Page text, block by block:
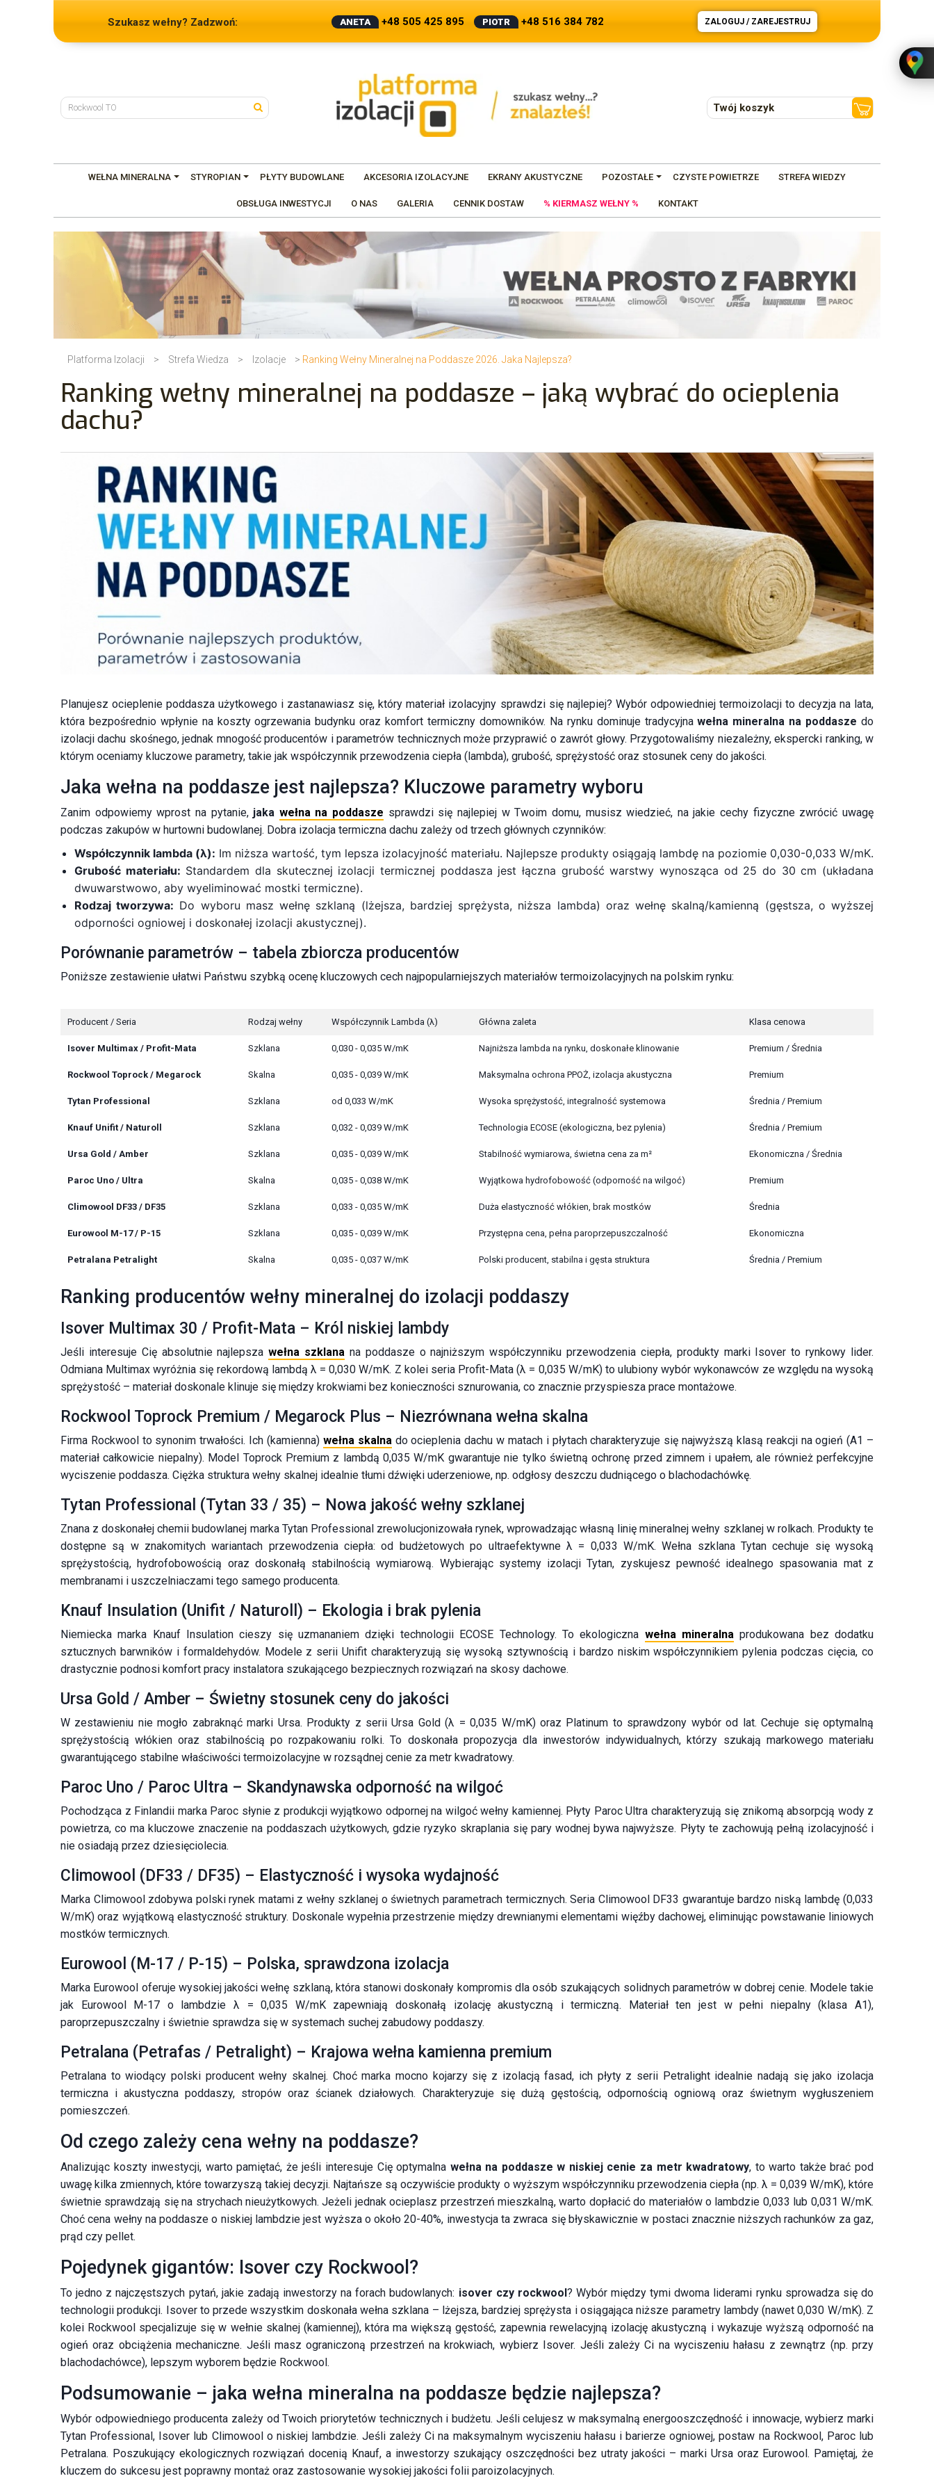
Szukasz wełny? Zadzwoń: ANETA +48 505 425 895 PIOTR +48 516 384 782 ZALOGUJ / ZAREJESTRUJ
Twój koszyk
WEŁNA MINERALNA STYROPIAN PŁYTY BUDOWLANE AKCESORIA IZOLACYJNE EKRANY AKUSTYCZNE POZOSTAŁE CZYSTE POWIETRZE STREFA WIEDZY
OBSŁUGA INWESTYCJI O NAS GALERIA CENNIK DOSTAW % KIERMASZ WEŁNY % KONTAKT
Platforma Izolacji > Strefa Wiedza > Izolacje > Ranking Wełny Mineralnej na Poddasze 2026. Jaka Najlepsza?
Ranking wełny mineralnej na poddasze – jaką wybrać do ocieplenia
dachu?
Planujesz ocieplenie poddasza użytkowego i zastanawiasz się, który materiał izolacyjny sprawdzi się najlepiej? Wybór odpowiedniej termoizolacji to decyzja na lata,
która bezpośrednio wpłynie na koszty ogrzewania budynku oraz komfort termiczny domowników. Na rynku dominuje tradycyjnawełna mineralna na poddasze do
izolacji dachu skośnego, jednak mnogość producentów i parametrów technicznych może przyprawić o zawrót głowy. Przygotowaliśmy niezależny, ekspercki ranking, w
którym oceniamy kluczowe parametry, takie jak współczynnik przewodzenia ciepła (lambda), grubość, sprężystość oraz stosunek ceny do jakości.
Jaka wełna na poddasze jest najlepsza? Kluczowe parametry wyboru
Zanim odpowiemy wprost na pytanie, jaka wełna na poddasze sprawdzi się najlepiej w Twoim domu, musisz wiedzieć, na jakie cechy fizyczne zwrócić uwagę
podczas zakupów w hurtowni budowlanej. Dobra izolacja termiczna dachu zależy od trzech głównych czynników:
Współczynnik lambda (λ): Im niższa wartość, tym lepsza izolacyjność materiału. Najlepsze produkty osiągają lambdę na poziomie 0,030-0,033 W/mK.
Grubość materiału: Standardem dla skutecznej izolacji termicznej poddasza jest łączna grubość warstwy wynosząca od 25 do 30 cm (układana
dwuwarstwowo, aby wyeliminować mostki termiczne).
Rodzaj tworzywa: Do wyboru masz wełnę szklaną (lżejsza, bardziej sprężysta, niższa lambda) oraz wełnę skalną/kamienną (gęstsza, o wyższej
odporności ogniowej i doskonałej izolacji akustycznej).
Porównanie parametrów – tabela zbiorcza producentów
Poniższe zestawienie ułatwi Państwu szybką ocenę kluczowych cech najpopularniejszych materiałów termoizolacyjnych na polskim rynku:
Producent / Seria Rodzaj wełny Współczynnik Lambda (λ) Główna zaleta Klasa cenowa
Isover Multimax / Profit-Mata Szklana 0,030 - 0,035 W/mK Najniższa lambda na rynku, doskonałe klinowanie Premium / Średnia
Rockwool Toprock / Megarock Skalna 0,035 - 0,039 W/mK Maksymalna ochrona PPOŻ, izolacja akustyczna Premium
Tytan Professional Szklana od 0,033 W/mK Wysoka sprężystość, integralność systemowa Średnia / Premium
Knauf Unifit / Naturoll Szklana 0,032 - 0,039 W/mK Technologia ECOSE (ekologiczna, bez pylenia) Średnia / Premium
Ursa Gold / Amber Szklana 0,035 - 0,039 W/mK Stabilność wymiarowa, świetna cena za m² Ekonomiczna / Średnia
Paroc Uno / Ultra Skalna 0,035 - 0,038 W/mK Wyjątkowa hydrofobowość (odporność na wilgoć) Premium
Climowool DF33 / DF35 Szklana 0,033 - 0,035 W/mK Duża elastyczność włókien, brak mostków Średnia
Eurowool M-17 / P-15 Szklana 0,035 - 0,039 W/mK Przystępna cena, pełna paroprzepuszczalność Ekonomiczna
Petralana Petralight Skalna 0,035 - 0,037 W/mK Polski producent, stabilna i gęsta struktura Średnia / Premium
Ranking producentów wełny mineralnej do izolacji poddaszy
Isover Multimax 30 / Profit-Mata – Król niskiej lambdy
Jeśli interesuje Cię absolutnie najlepszawełna szklana na poddasze o najniższym współczynniku przewodzenia ciepła, produkty marki Isover to rynkowy lider.
Odmiana Multimax wyróżnia się rekordową lambdą λ = 0,030 W/mK. Z kolei seria Profit-Mata (λ = 0,035 W/mK) to ulubiony wybór wykonawców ze względu na wysoką
sprężystość – materiał doskonale klinuje się między krokwiami bez konieczności sznurowania, co znacznie przyspiesza prace montażowe.
Rockwool Toprock Premium / Megarock Plus – Niezrównana wełna skalna
Firma Rockwool to synonim trwałości. Ich (kamienna) wełna skalnado ocieplenia dachu w matach i płytach charakteryzuje się najwyższą klasą reakcji na ogień (A1 –
materiał całkowicie niepalny). Model Toprock Premium z lambdą 0,035 W/mK gwarantuje nie tylko świetną ochronę przed zimnem i upałem, ale również perfekcyjne
wyciszenie poddasza. Ciężka struktura wełny skalnej idealnie tłumi dźwięki uderzeniowe, np. odgłosy deszczu dudniącego o blachodachówkę.
Tytan Professional (Tytan 33 / 35) – Nowa jakość wełny szklanej
Znana z doskonałej chemii budowlanej marka Tytan Professional zrewolucjonizowała rynek, wprowadzając własną linię mineralnej wełny szklanej w rolkach. Produkty te
dostępne są w znakomitych wariantach przewodzenia ciepła: od budżetowych po ultraefektywne λ = 0,033 W/mK. Wełna szklana Tytan cechuje się wysoką
sprężystością, hydrofobowością oraz doskonałą stabilnością wymiarową. Wybierając systemy izolacji Tytan, zyskujesz pewność idealnego spasowania mat z
membranami i uszczelniaczami tego samego producenta.
Knauf Insulation (Unifit / Naturoll) – Ekologia i brak pylenia
Niemiecka marka Knauf Insulation cieszy się uzmananiem dzięki technologii ECOSE Technology. To ekologiczna wełna mineralnaprodukowana bez dodatku
sztucznych barwników i formaldehydów. Modele z serii Unifit charakteryzują się wysoką sztywnością i bardzo niskim współczynnikiem pylenia podczas cięcia, co
drastycznie podnosi komfort pracy instalatora szukającego bezpiecznych rozwiązań na skosy dachowe.
Ursa Gold / Amber – Świetny stosunek ceny do jakości
W zestawieniu nie mogło zabraknąć marki Ursa. Produkty z serii Ursa Gold (λ = 0,035 W/mK) oraz Platinum to sprawdzony wybór od lat. Cechuje się optymalną
sprężystością włókien oraz stabilnością po rozpakowaniu rolki. To doskonała propozycja dla inwestorów indywidualnych, którzy szukają markowego materiału
gwarantującego stabilne właściwości termoizolacyjne w rozsądnej cenie za metr kwadratowy.
Paroc Uno / Paroc Ultra – Skandynawska odporność na wilgoć
Pochodząca z Finlandii marka Paroc słynie z produkcji wyjątkowo odpornej na wilgoć wełny kamiennej. Płyty Paroc Ultra charakteryzują się znikomą absorpcją wody z
powietrza, co ma kluczowe znaczenie na poddaszach użytkowych, gdzie ryzyko skraplania się pary wodnej bywa najwyższe. Płyty te zachowują pełną izolacyjność i
nie osiadają przez dziesięciolecia.
Climowool (DF33 / DF35) – Elastyczność i wysoka wydajność
Marka Climowool zdobywa polski rynek matami z wełny szklanej o świetnych parametrach termicznych. Seria Climowool DF33 gwarantuje bardzo niską lambdę (0,033
W/mK) oraz wyjątkową elastyczność struktury. Doskonale wypełnia przestrzenie między drewnianymi elementami więźby dachowej, eliminując powstawanie liniowych
mostków termicznych.
Eurowool (M-17 / P-15) – Polska, sprawdzona izolacja
Marka Eurowool oferuje wysokiej jakości wełnę szklaną, która stanowi doskonały kompromis dla osób szukających solidnych parametrów w dobrej cenie. Modele takie
jak Eurowool M-17 o lambdzie λ = 0,035 W/mK zapewniają doskonałą izolację akustyczną i termiczną. Materiał ten jest w pełni niepalny (klasa A1),
paroprzepuszczalny i świetnie sprawdza się w systemach suchej zabudowy poddaszy.
Petralana (Petrafas / Petralight) – Krajowa wełna kamienna premium
Petralana to wiodący polski producent wełny skalnej. Choć marka mocno kojarzy się z izolacją fasad, ich płyty z serii Petralight idealnie nadają się jako izolacja
termiczna i akustyczna poddaszy, stropów oraz ścianek działowych. Charakteryzuje się dużą gęstością, odpornością ogniową oraz świetnym wygłuszeniem
pomieszczeń.
Od czego zależy cena wełny na poddasze?
Analizując koszty inwestycji, warto pamiętać, że jeśli interesuje Cię optymalna wełna na poddasze w niskiej cenie za metr kwadratowy, to warto także brać pod
uwagę kilka zmiennych, które towarzyszą takiej decyzji. Najtańsze są oczywiście produkty o wyższym współczynniku przewodzenia ciepła (np. λ = 0,039 W/mK), które
świetnie sprawdzają się na strychach nieużytkowych. Jeżeli jednak ocieplasz przestrzeń mieszkalną, warto dopłacić do materiałów o lambdzie 0,033 lub 0,031 W/mK.
Choć cena wełny na poddasze o niskiej lambdzie jest wyższa o około 20-40%, inwestycja ta zwraca się błyskawicznie w postaci znacznie niższych rachunków za gaz,
prąd czy pellet.
Pojedynek gigantów: Isover czy Rockwool?
To jedno z najczęstszych pytań, jakie zadają inwestorzy na forach budowlanych: isover czy rockwool ? Wybór między tymi dwoma liderami rynku sprowadza się do
technologii produkcji. Isover to przede wszystkim doskonała wełna szklana – lżejsza, bardziej sprężysta i osiągająca niższe parametry lambdy (nawet 0,030 W/mK). Z
kolei Rockwool specjalizuje się w wełnie skalnej (kamiennej), która ma większą gęstość, zapewnia rewelacyjną izolację akustyczną i wykazuje wyższą odporność na
ogień oraz obciążenia mechaniczne. Jeśli masz ograniczoną przestrzeń na krokwiach, wybierz Isover. Jeśli zależy Ci na wyciszeniu hałasu z zewnątrz (np. przy
blachodachówce), lepszym wyborem będzie Rockwool.
Podsumowanie – jaka wełna mineralna na poddasze będzie najlepsza?
Wybór odpowiedniego producenta zależy od Twoich priorytetów technicznych i budżetu. Jeśli celujesz w maksymalną energooszczędność i innowacje, wybierz marki
Tytan Professional, Isover lub Climowool o niskiej lambdzie. Jeśli zależy Ci na maksymalnym wyciszeniu hałasu i barierze ogniowej, postaw na Rockwool, Paroc lub
Petralana. Poszukujący ekologicznych rozwiązań docenią Knauf, a inwestorzy szukający oszczędności bez utraty jakości – marki Ursa oraz Eurowool. Pamiętaj, że
kluczem do sukcesu jest poprawny montaż oraz zastosowanie wysokiej jakości folii paroizolacyjnych.